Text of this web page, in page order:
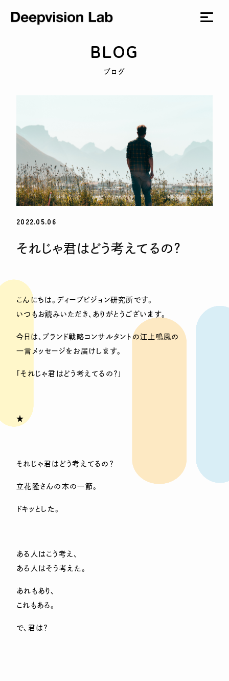
BLOG
ブログ
2022.05.06
それじゃ君はどう考えてるの？
こんにちは。ディープビジョン研究所です。
いつもお読みいただき、ありがとうございます。
今日は、ブランド戦略コンサルタントの江上鳴風の
一言メッセージをお届けします。
「それじゃ君はどう考えてるの？」
★
それじゃ君はどう考えてるの？
立花隆さんの本の一節。
ドキッとした。
ある人はこう考え、
ある人はそう考えた。
あれもあり、
これもある。
で、君は？